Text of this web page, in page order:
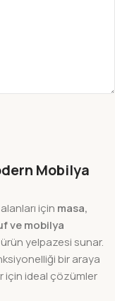
Mobilya
için masa,
ve mobilya
yelpazesi sunar.
bir araya
için ideal çözümler